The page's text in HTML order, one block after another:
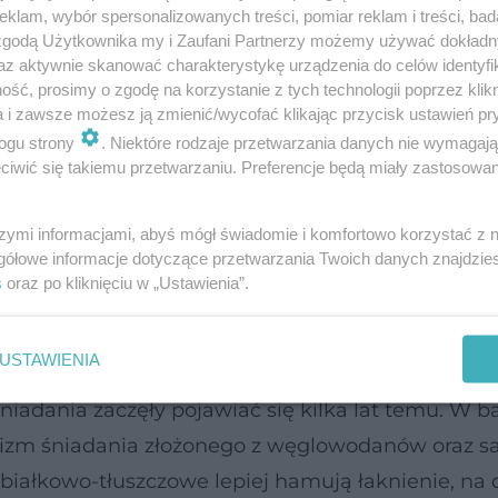
działa w opisany sposób i czasem może
rozwija się bardzo dynamicznie, stąd zmiany
obserwacji ludzi ze środowiska
naukowych stwierdzono, że węglowodanowe
kanapki, naleśniki z razowej mąki czy placuszki
a alternatywą dla niego jest śniadanie
zaczęły pojawiać się kilka lat temu. W
śniadania złożonego z węglowodanów oraz
tłuszczowe lepiej hamują łaknienie, na
wybór spersonalizowanych treści, pomiar reklam i treści,
Użytkownika my i Zaufani Partnerzy możemy używać
aktywnie skanować charakterystykę urządzenia do celów
prosimy o zgodę na korzystanie z tych technologii poprzez
i zawsze możesz ją zmienić/wycofać klikając przycisk ustawień
strony
. Niektóre rodzaje przetwarzania danych nie
się takiemu przetwarzaniu. Preferencje będą miały
informacjami, abyś mógł świadomie i komfortowo korzystać z
informacje dotyczące przetwarzania Twoich danych
oraz po kliknięciu w „Ustawienia”.
USTAWIENIA